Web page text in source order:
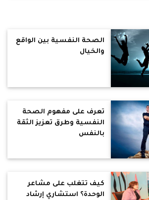
الصحة النفسية بين الواقع
والخيال
تعرف على مفهوم الصحة
النفسية وطرق تعزيز الثقة
بالنفس
كيف تتغلب على مشاعر
الوحدة؟ استشاري إرشاد